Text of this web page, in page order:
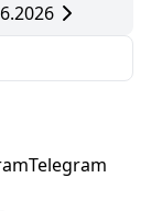
Telegram